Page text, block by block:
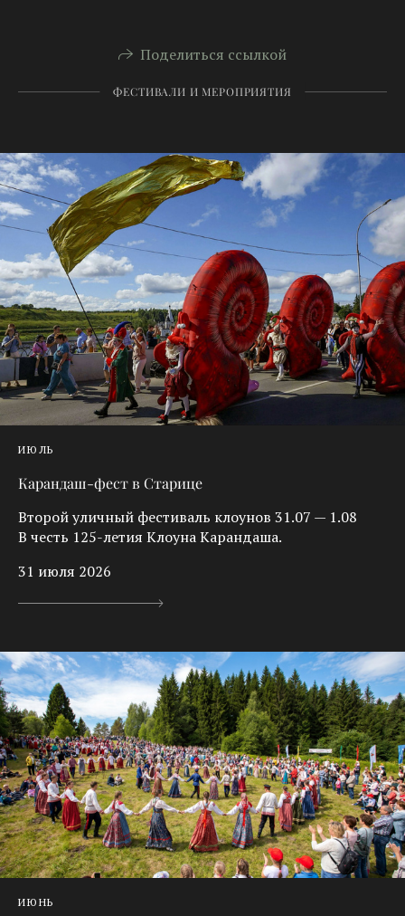
Поделиться ссылкой
ФЕСТИВАЛИ И МЕРОПРИЯТИЯ
ИЮЛЬ
Карандаш-фест в Старице
Второй уличный фестиваль клоунов 31.07 — 1.08
В честь 125-летия Клоуна Карандаша.
31 июля 2026
ИЮНЬ